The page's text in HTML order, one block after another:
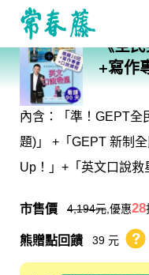
回常春藤首頁 《全
+寫作
內含：「準！GEPT全
題)」 +「GEPT 新制
Up！」+「英文口說救
市售價 4,194元 ,優惠28
熊贈點回饋 39 元 熊